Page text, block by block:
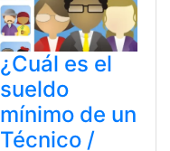
¿Cuál es el
sueldo
mínimo de un
Técnico /